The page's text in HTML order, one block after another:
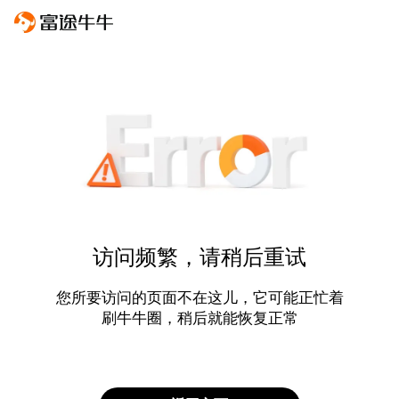
访问频繁，请稍后重试
您所要访问的页面不在这儿，它可能正忙着
刷牛牛圈，稍后就能恢复正常